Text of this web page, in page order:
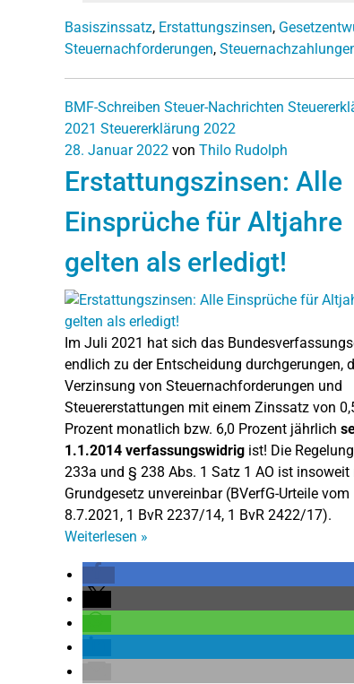
Basiszinssatz, Erstattungszinsen,
Steuernachforderungen,
BMF-Schreiben Steuer-Nachrichten
2021 Steuererklärung 2022
28. Januar 2022 von Thilo Rudolph
Erstattungszinsen: Alle
Einsprüche für Altjahre
gelten als erledigt!
Im Juli 2021 hat sich das
endlich zu der Entscheidung durchgerungen,
Verzinsung von Steuernachforderungen und
Steuererstattungen mit einem Zinssatz von
Prozent monatlich bzw. 6,0 Prozent jährlich
1.1.2014 verfassungswidrig ist! Die
233a und § 238 Abs. 1 Satz 1 AO ist insoweit
Grundgesetz unvereinbar (BVerfG-Urteile vom
8.7.2021, 1 BvR 2237/14, 1 BvR 2422/17).
Weiterlesen »